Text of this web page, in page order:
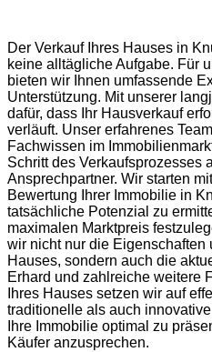
Der Verkauf Ihres Hauses in
keine alltägliche Aufgabe. Für
bieten wir Ihnen umfassende
Unterstützung. Mit unserer
dafür, dass Ihr Hausverkauf
verläuft. Unser erfahrenes
Fachwissen im
Schritt des Verkaufsprozesses
Ansprechpartner. Wir starten
Bewertung Ihrer Immobilie in
tatsächliche Potenzial zu
maximalen Marktpreis
wir nicht nur die Eigenschaften
Hauses, sondern auch die
Erhard und zahlreiche weitere
Ihres Hauses setzen wir auf
traditionelle als auch
Ihre Immobilie optimal zu
Käufer anzusprechen.